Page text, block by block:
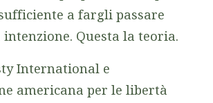
a fargli passare
Questa la teoria.
International e
americana per le libertà